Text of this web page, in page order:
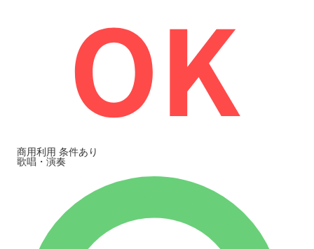
商用利用 条件あり
歌唱・演奏